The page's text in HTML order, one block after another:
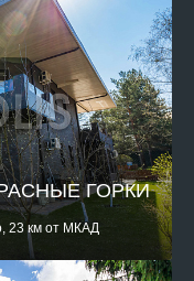
ГОРКИ
23 км от МКАД